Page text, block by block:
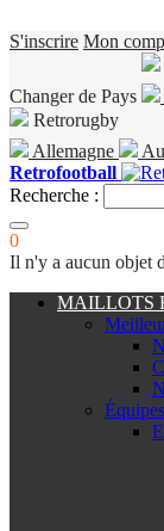
S'inscrire Mon
Changer de Pays
Retrorugby
Allemagne
Retrofootball
Recherche :
0
Il n'y a aucun objet
MAILLOTS